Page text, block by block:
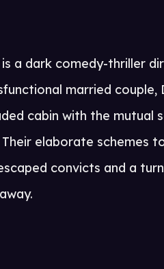
a dark comedy-thriller
married couple,
cabin with the mutual
elaborate schemes
convicts and a